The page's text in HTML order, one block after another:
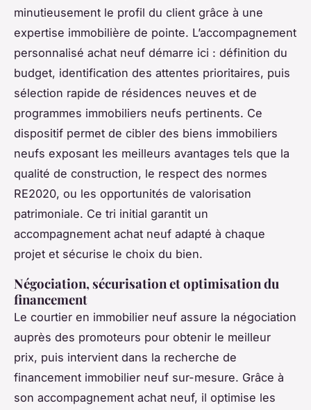
minutieusement le profil du client grâce à une
expertise immobilière de pointe. L’accompagnement
personnalisé achat neuf démarre ici : définition du
budget, identification des attentes prioritaires, puis
sélection rapide de résidences neuves et de
programmes immobiliers neufs pertinents. Ce
dispositif permet de cibler des biens immobiliers
neufs exposant les meilleurs avantages tels que la
qualité de construction, le respect des normes
RE2020, ou les opportunités de valorisation
patrimoniale. Ce tri initial garantit un
accompagnement achat neuf adapté à chaque
projet et sécurise le choix du bien.
Négociation, sécurisation et optimisation du
financement
Le courtier en immobilier neuf assure la négociation
auprès des promoteurs pour obtenir le meilleur
prix, puis intervient dans la recherche de
financement immobilier neuf sur-mesure. Grâce à
son accompagnement achat neuf, il optimise les